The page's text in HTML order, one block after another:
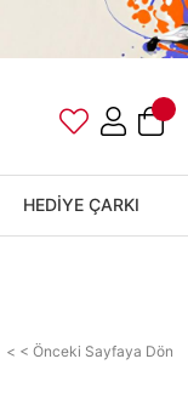
HEDİYE ÇARKI
< < Önceki Sayfaya Dön